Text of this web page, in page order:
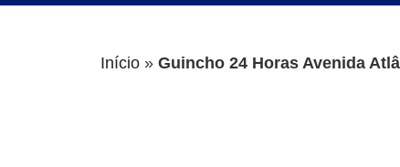
Início » Guincho 24 Horas Avenida